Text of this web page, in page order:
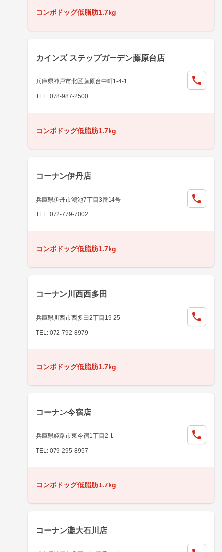
コンボドッグ低脂肪1.7kg
カインズ ステップガーデン藤原台店
兵庫県神戸市北区藤原台中町1-4-1
TEL: 078-987-2500
コンボドッグ低脂肪1.7kg
コーナン伊丹店
兵庫県伊丹市鴻池7丁目3番14号
TEL: 072-779-7002
コンボドッグ低脂肪1.7kg
コーナン川西西多田
兵庫県川西市西多田2丁目19-25
TEL: 072-792-8979
コンボドッグ低脂肪1.7kg
コーナン今宿店
兵庫県姫路市東今宿1丁目2-1
TEL: 079-295-8957
コンボドッグ低脂肪1.7kg
コーナン灘大石川店